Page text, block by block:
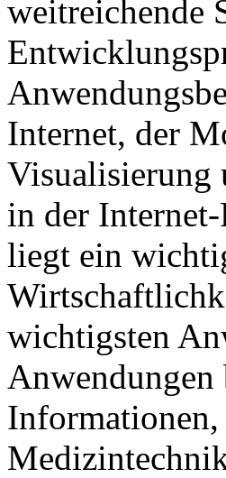
weitreichende
Internet, der
Visualisierung
in der
liegt ein
wichtigsten
Anwendungen